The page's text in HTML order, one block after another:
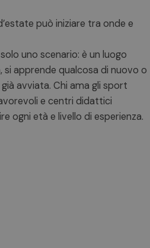
può iniziare tra onde e
uno scenario: è un luogo
apprende qualcosa di nuovo o
avviata. Chi ama gli sport
e centri didattici
ogni età e livello di esperienza.